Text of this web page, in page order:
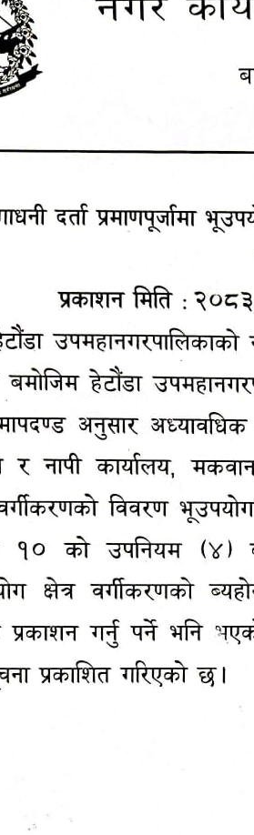
घटना दर्ता सम्बन्धी सूचना !!
नं. ९८४१६४५३५६ (टोल
शव बहान चालकको नं.
बहान चालकको नं. ९८४९५०५६००